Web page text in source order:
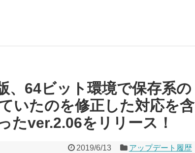
、64ビット環境で保存系の
いたのを修正した対応を含
たver.2.06をリリース！
2019/6/13 アップデート履歴